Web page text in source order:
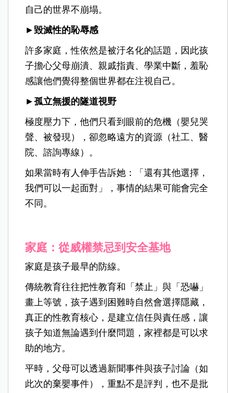
自己的世界不崩塌。
►毀滅性的恥辱感
許多家庭，性依然是被汙名化的話題，因此孩
子擔心父母崩潰、親戚指責、學業中斷，羞恥
感讓他們覺得整個世界都在注視自己。
►孤立無援的隧道視野
極度壓力下，他們只看到眼前的危機（嬰兒哭
聲、被發現），卻忽略遠方的資源（社工、醫
院、諮詢專線）。
如果當時有人伸手告訴她：「還有其他選擇，
我們可以一起面對」，事情的結果可能會完全
不同。
家庭：從威權禁忌到安全基地
家庭是孩子最早的防線。
傳統教育往往把性教育和「禁止」與「恐嚇」
畫上等號，孩子遇到困難時自然會選擇隱藏，
真正的性教育核心，是建立信任與責任感，讓
孩子知道無論遇到什麼問題，家裡都是可以求
助的地方。
平時，父母可以透過新聞事件與孩子討論（如
此次的棄嬰事件），重點不是評判，也不是批